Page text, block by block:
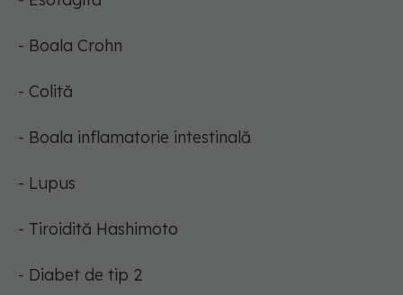
- Boala Crohn
- Colită
- Boala inflamatorie intestinală
- Lupus
- Tiroidită Hashimoto
- Diabet de tip 2